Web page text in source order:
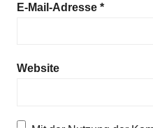
E-Mail-Adresse *
Website